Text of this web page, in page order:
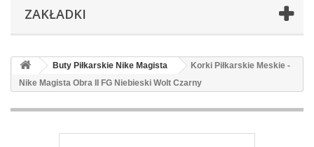
ZAKŁADKI
Buty Piłkarskie Nike Magista
Korki Piłkarskie Meskie -
Nike Magista Obra II FG Niebieski Wolt Czarny